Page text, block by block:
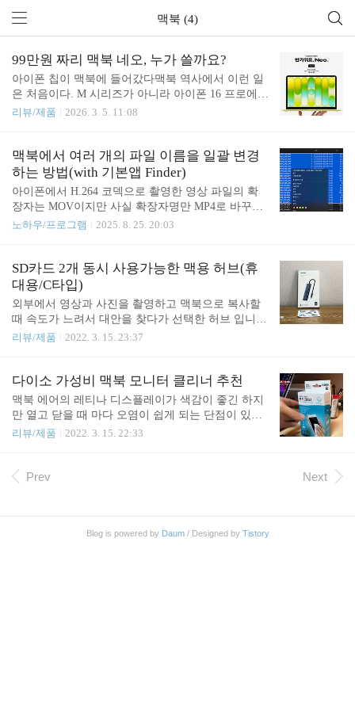
맥북 (4)
99만원 짜리 맥북 네오, 누가 쓸까요?
아이폰 칩이 맥북에 들어갔다맥북 역사에서 이런 일
은 처음이다. M 시리즈가 아니라 아이폰 16 프로에
들어가는 그 칩, A18 Pro가 맥북에 실렸다. 6코어 CP
a 5 탑재 윈도우 노트북 대비 일상 작업에서 최대 5
0% 빠르고, 온디바이스 AI 작업에서는 최대 3배 빠
르다는 게 애플의 주장이다. 팬리스 설계라 소음은
제로. 카페에서 키보드 소리만 들리는 그 고요함이
보장된다. 한 가지 짚고 넘어갈 것. RAM은 8GB 고정
이고 업그레이드가 불가능하다. 26년간 웹을 만져온
거나 로컬에서 대형 프로젝트를 빌드하겠다는 생각
은 접는 ..
리뷰/제품 2026. 3. 5. 11:08
맥북에서 여러 개의 파일 이름을 일괄 변경
하는 방법(with 기본앱 Finder)
아이폰에서 H.264 코덱으로 촬영한 영상 파일의 확
장자는 MOV이지만 사실 확장자명만 MP4로 바꾸어
도 인식이 가능합니다. 웹 서비스 중에는 MP4 파일
괄 수정 방법은 간단합니다. 1. 맥북에서 파인더로 수
정할 파일들이 있는 폴더를 연 다음, 확장자를 변경
할 파일을 모두 선택합니다.2. 선택한 상태에서 우클
릭 후 [이름 변경...] 명력을 선택합니다.3. 나타나는
창에서 찾기 폼에 .mov 를, 대치할 단어 폼에 .mp4 를
입력하고 [이름 변경] 버튼을 클릭하면 됩니다. 이 확
름 안의 텍스트로 일괄 변경할 수 있으니 활용 방법
이 많은 것을 알 수 있습니다...
노하우/프로그램 2025. 8. 25. 20:03
SD카드 2개 동시 사용가능한 맥용 허브(휴
대용/C타입)
외부에서 영상과 사진을 촬영하고 맥북으로 복사할
때 속도가 느려서 대안을 찾다가 선택한 허브 입니
다. USB 3.0 속도를 지원하는 SD카드 리더기가 포함
"이 포스팅은 쿠팡 파트너스 활동의 일환으로, 이에
따른 일정액의 수수료를 제공받습니다." 제품구입 링
크 https://link.coupang.com/a/lO2iE 유그린 6 in 1 C타
www.coupang.com 감사드립니다. 다음에 다시 뵙겠습
리뷰/제품 2022. 3. 15. 23:37
다이소 가성비 맥북 모니터 클리너 추천
맥북 에어의 레티나 디스플레이가 색감이 좋긴 하지
만 열고 닫을 때 마다 오염이 쉽게 되는 단점이 있습
니다. 그래서 일주일에 한두번은 닦아야 하는데 안경
도 하지만 몇 달은 쓸 수 있는 30매가 단돈 1,000원이
BWT 자이스 렌즈 와이프 클리너 COUPANG www.co
리뷰/제품 2022. 3. 15. 22:33
Prev Next
Blog is powered by Daum/ Designed by Tistory